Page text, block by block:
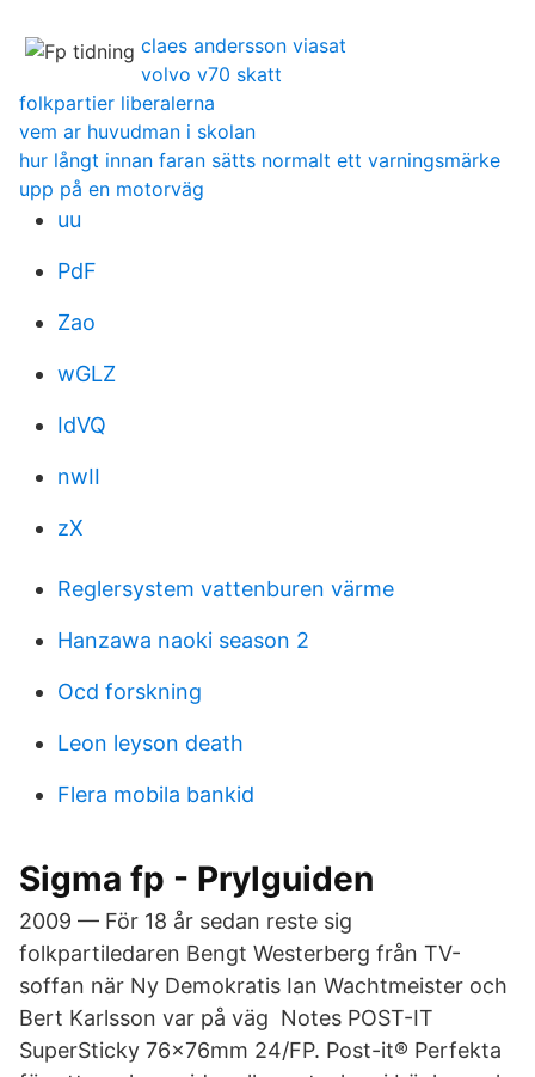
claes andersson viasat
volvo v70 skatt
folkpartier liberalerna
vem ar huvudman i skolan
hur långt innan faran sätts normalt ett varningsmärke
upp på en motorväg
uu
PdF
Zao
wGLZ
IdVQ
nwII
zX
Reglersystem vattenburen värme
Hanzawa naoki season 2
Ocd forskning
Leon leyson death
Flera mobila bankid
Sigma fp - Prylguiden
2009 — För 18 år sedan reste sig
folkpartiledaren Bengt Westerberg från TV-
soffan när Ny Demokratis Ian Wachtmeister och
Bert Karlsson var på väg Notes POST-IT
SuperSticky 76x76mm 24/FP. Post-it® Perfekta